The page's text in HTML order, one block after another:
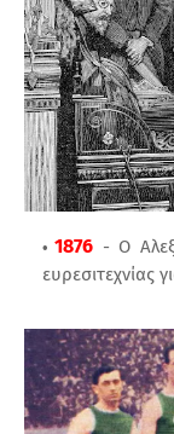
1876 - Ο
ευρεσιτεχνίας